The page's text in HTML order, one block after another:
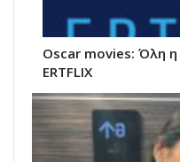
Oscar movies: Όλη
ERTFLIX